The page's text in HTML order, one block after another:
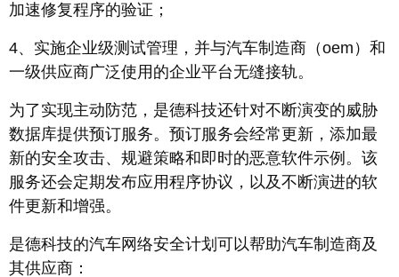
加速修复程序的验证；
4、实施企业级测试管理，并与汽车制造商（oem）和
一级供应商广泛使用的企业平台无缝接轨。
为了实现主动防范，是德科技还针对不断演变的威胁
数据库提供预订服务。预订服务会经常更新，添加最
新的安全攻击、规避策略和即时的恶意软件示例。该
服务还会定期发布应用程序协议，以及不断演进的软
件更新和增强。
是德科技的汽车网络安全计划可以帮助汽车制造商及
其供应商：